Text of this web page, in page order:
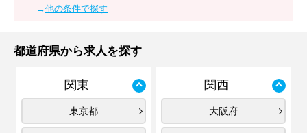
→他の条件で探す
都道府県から求人を探す
関東
東京都
関西
大阪府